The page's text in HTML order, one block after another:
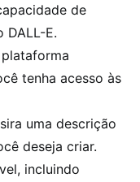
de
DALL-E.
tenha acesso às
uma descrição
deseja criar.
incluindo